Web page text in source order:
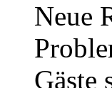
Neue
Gäste